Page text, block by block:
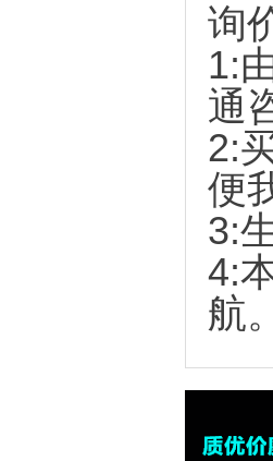
询
1:
通
2:
便
3:
4:
航